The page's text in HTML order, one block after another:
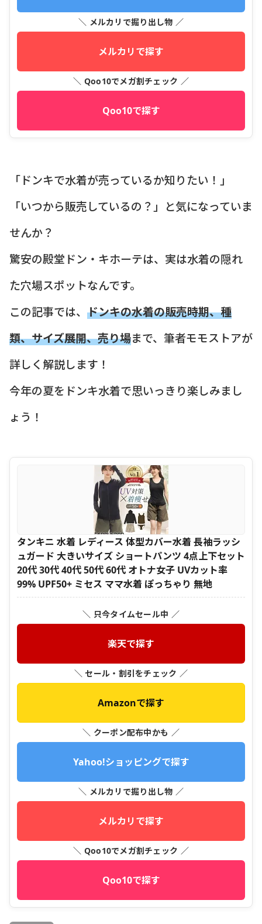
＼ メルカリで掘り出し物 ／
メルカリで探す
＼ Qoo10でメガ割チェック ／
Qoo10で探す
「ドンキで水着が売っているか知りたい！」
「いつから販売しているの？」と気になっていま
せんか？
驚安の殿堂ドン・キホーテは、実は水着の隠れ
た穴場スポットなんです。
この記事では、 ドンキの水着の販売時期、種
類、サイズ展開、売り場まで、筆者モモストアが
詳しく解説します！
今年の夏をドンキ水着で思いっきり楽しみまし
ょう！
タンキニ 水着 レディース 体型カバー水着 長袖ラッシ
ュガード 大きいサイズ ショートパンツ 4点上下セット
20代 30代 40代 50代 60代 オトナ女子 UVカット率
99% UPF50+ ミセス ママ水着 ぽっちゃり 無地
＼ 只今タイムセール中 ／
楽天で探す
＼ セール・割引をチェック ／
Amazonで探す
＼ クーポン配布中かも ／
Yahoo!ショッピングで探す
＼ メルカリで掘り出し物 ／
メルカリで探す
＼ Qoo10でメガ割チェック ／
Qoo10で探す